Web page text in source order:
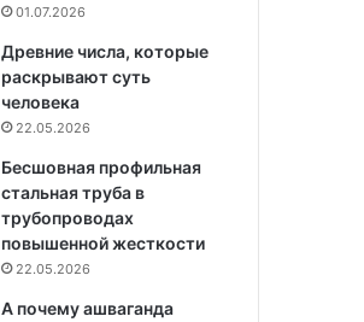
01.07.2026
Древние числа, которые
раскрывают суть
человека
22.05.2026
Бесшовная профильная
стальная труба в
трубопроводах
повышенной жесткости
22.05.2026
А почему ашваганда